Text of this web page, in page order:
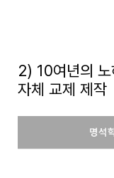
2) 10여년의
자체 교제 제작